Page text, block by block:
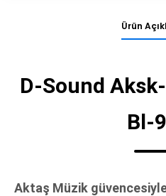
Ürün
D-Sound
Bl-
Aktaş Müzik